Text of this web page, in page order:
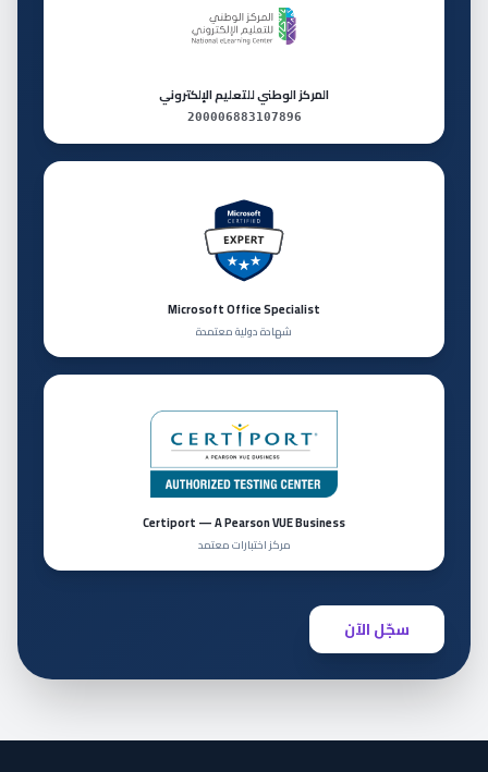
المركز الوطني للتعليم الإلكتروني
200006883107896
Microsoft Office Specialist
شهادة دولية معتمدة
Certiport — A Pearson VUE Business
مركز اختبارات معتمد
سجّل الآن